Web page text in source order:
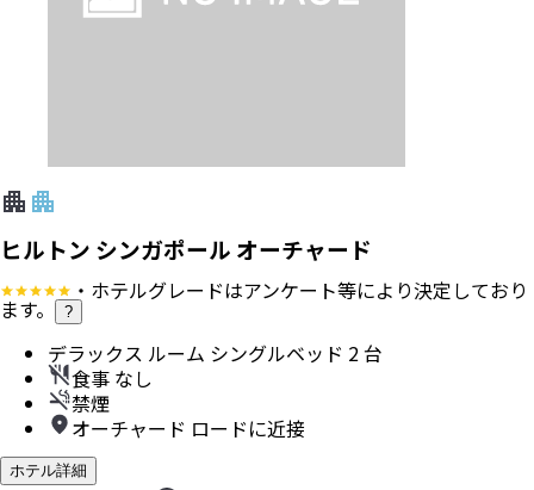
ヒルトン シンガポール オーチャード
・ホテルグレードはアンケート等により決定しており
ます。 ?
デラックス ルーム シングルベッド 2 台
食事 なし
禁煙
オーチャード ロードに近接
ホテル詳細